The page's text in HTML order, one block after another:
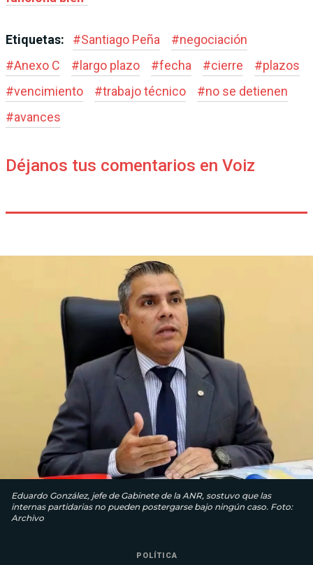
Etiquetas: #Santiago Peña #negociación
#Anexo C # largo plazo #fecha #cierre #plazos
#vencimiento #trabajo técnico #no se detienen
#avances
Déjanos tus comentarios en Voiz
Eduardo González, jefe de Gabinete de la ANR, sostuvo que las
internas partidarias no pueden postergarse bajo ningún caso. Foto:
Archivo
POLÍTICA